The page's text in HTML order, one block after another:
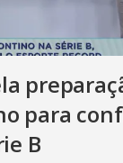
para
B